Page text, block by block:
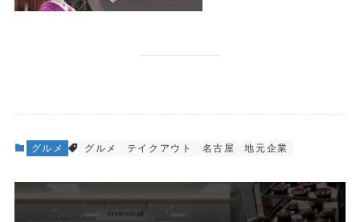
グルメ グルメ テイクアウト 名古屋 地元企業